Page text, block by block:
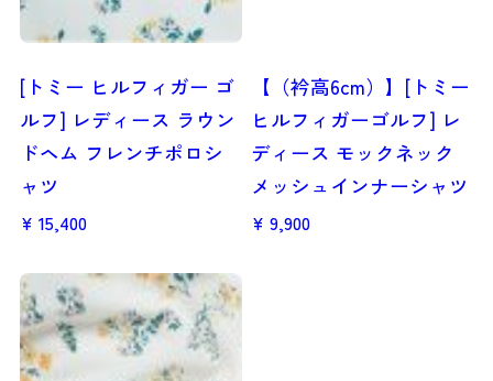
[トミー ヒルフィガー ゴ
ルフ] レディース ラウン
ドヘム フレンチポロシ
ャツ
15,400
【（衿高6cm）】[トミー
ヒルフィガーゴルフ] レ
ディース モックネック
メッシュインナーシャツ
9,900